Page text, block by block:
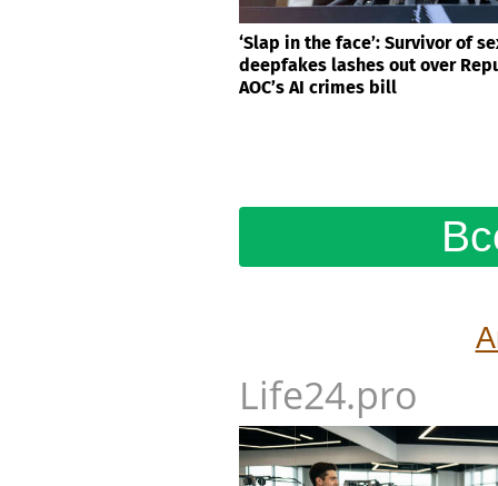
‘Slap in the face’: Survivor of
deepfakes lashes out over
AOC’s AI crimes bill
Life24.pro